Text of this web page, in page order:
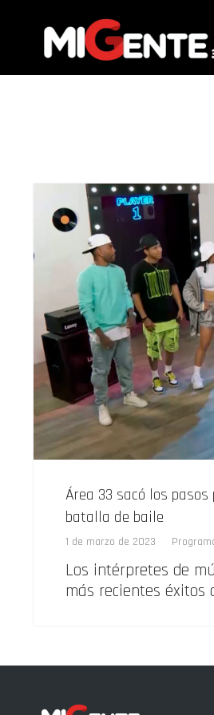
Área 33 sacó los
batalla de baile
1 de marzo de 2023
Los intérpretes de
más recientes